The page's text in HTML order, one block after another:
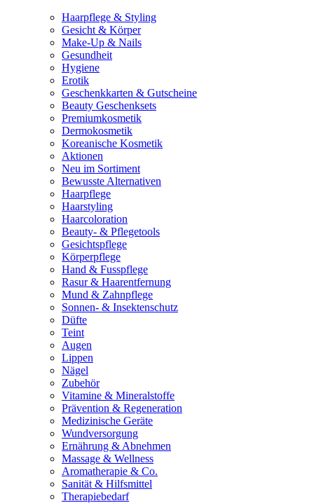
Haarpflege & Styling
Gesicht & Körper
Make-Up & Nails
Gesundheit
Hygiene
Erotik
Geschenkkarten & Gutscheine
Beauty Geschenksets
Premiumkosmetik
Dermokosmetik
Koreanische Kosmetik
Aktionen
Neu im Sortiment
Bewusste Alternativen
Haarpflege
Haarstyling
Haarcoloration
Beauty- & Pflegetools
Gesichtspflege
Körperpflege
Hand & Fusspflege
Rasur & Haarentfernung
Mund & Zahnpflege
Sonnen- & Insektenschutz
Düfte
Teint
Augen
Lippen
Nägel
Zubehör
Vitamine & Mineralstoffe
Prävention & Regeneration
Medizinische Geräte
Wundversorgung
Ernährung & Abnehmen
Massage & Wellness
Aromatherapie & Co.
Sanität & Hilfsmittel
Therapiebedarf